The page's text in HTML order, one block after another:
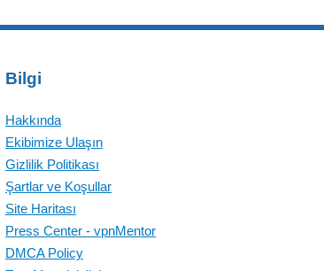
Bilgi
Hakkında
Ekibimize Ulaşın
Gizlilik Politikası
Şartlar ve Koşullar
Site Haritası
Press Center - vpnMentor
DMCA Policy